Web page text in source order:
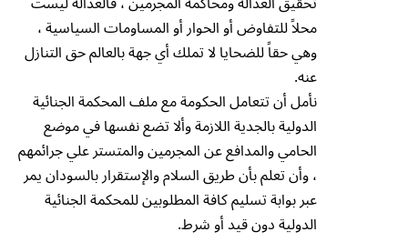
محلاً للتفاوض أو الحوار أو المساومات السياسية ،
وهي حقاً للضحايا لا تملك أي جهة بالعالم حق التنازل
عنه.
نأمل أن تتعامل الحكومة مع ملف المحكمة الجنائية
الدولية بالجدية اللازمة وألا تضع نفسها في موضع
الحامي والمدافع عن المجرمين والمتستر علي جرائمهم
، وأن تعلم بأن طريق السلام والإستقرار بالسودان يمر
عبر بوابة تسليم كافة المطلوبين للمحكمة الجنائية
الدولية دون قيد أو شرط.